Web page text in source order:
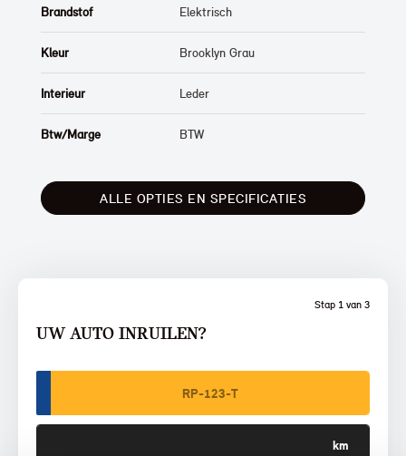
Stap 1 van 3
UW AUTO INRUILEN?
Brandstof Elektrisch
Kleur Brooklyn Grau
Interieur Leder
Btw/Marge BTW
ALLE OPTIES EN SPECIFICATIES